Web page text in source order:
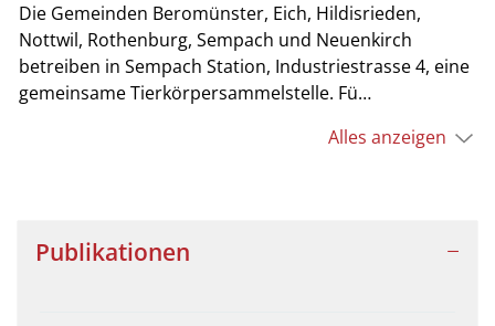
Die Gemeinden Beromünster, Eich, Hildisrieden,
Nottwil, Rothenburg, Sempach und Neuenkirch
betreiben in Sempach Station, Industriestrasse 4, eine
gemeinsame Tierkörpersammelstelle. Fü…
Alles anzeigen
Publikationen